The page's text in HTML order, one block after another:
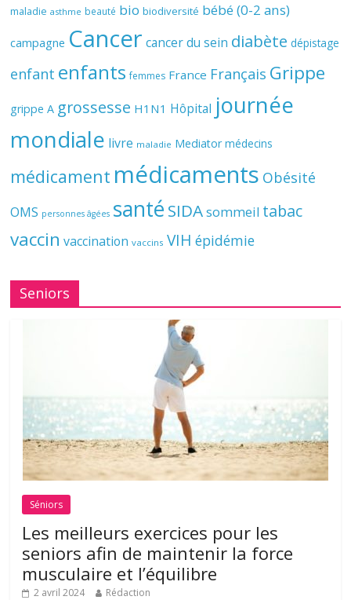
maladie asthme beauté bio biodiversité bébé (0-2 ans)
campagne Cancer cancer du sein diabète dépistage
enfant enfants femmes France Français Grippe
grippe A grossesse H1N1 Hôpital journée
mondiale livre maladie Mediator médecins
médicament médicaments Obésité
OMS personnes âgées santé SIDAsommeil tabac
vaccin vaccination vaccins VIH épidémie
Seniors
Séniors
Les meilleurs exercices pour les
seniors afin de maintenir la force
musculaire et l’équilibre
2 avril 2024 Rédaction